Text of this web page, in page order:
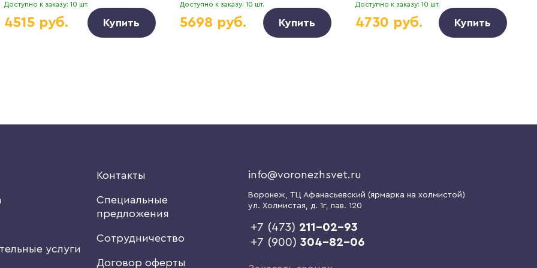
Доступно к заказу: 10 шт.
4515 руб. Купить
Доступно к заказу: 10 шт.
5698 руб. Купить
Доступно к заказу: 10 шт.
4730 руб. Купить
услуги
Контакты
Специальные
предложения
Сотрудничество
Договор оферты
info@voronezhsvet.ru
Воронеж, ТЦ Афанасьевский (ярмарка на холмистой)
ул. Холмистая, д. 1г, пав. 120
+7 (473) 211-02-93
+7 (900) 304-82-06